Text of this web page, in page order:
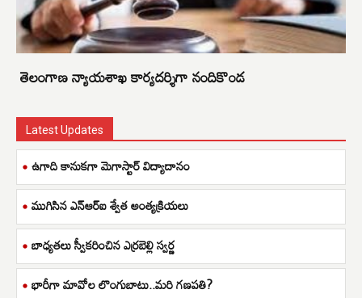
తెలంగాణ న్యాయశాఖ కార్యదర్శిగా నందికొండ
Latest Updates
ఉగాది కానుకగా మెగాస్టార్ విద్యాదానం
ముగిసిన ఎన్ఆర్ఐ శ్వేత అంత్యక్రియలు
బాధ్యతలు స్వీకరించిన ఎర్రబెల్లి స్వర్ణ
భారీగా మావోల లొంగుబాటు..మరి గణపతి?